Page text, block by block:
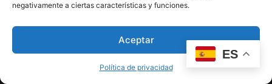
negativamente a ciertas características y funciones.
Aceptar
Política de privacidad
ES